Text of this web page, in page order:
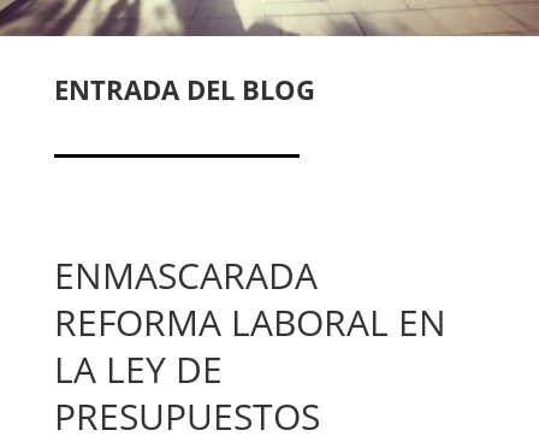
ENTRADA DEL BLOG
ENMASCARADA
REFORMA LABORAL EN
LA LEY DE
PRESUPUESTOS